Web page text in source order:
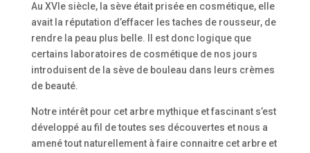
Au XVIe siècle, la sève était prisée en cosmétique, elle
avait la réputation d’effacer les taches de rousseur, de
rendre la peau plus belle. Il est donc logique que
certains laboratoires de cosmétique de nos jours
introduisent de la sève de bouleau dans leurs crèmes
de beauté.
Notre intérêt pour cet arbre mythique et fascinant s’est
développé au fil de toutes ses découvertes et nous a
amené tout naturellement à faire connaitre cet arbre et